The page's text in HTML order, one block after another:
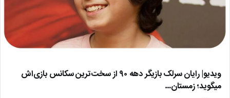
ویدیو| رایان سرلک بازیگر دهه ۹۰ از سخت‌ترین سکانس بازی‌اش
میگوید؛ زمستان…